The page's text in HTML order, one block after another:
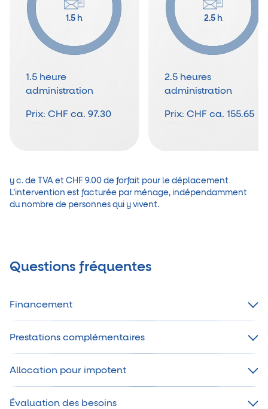
1.5 h
1.5 heure
administration
Prix: CHF ca. 97.30
2.5 h
2.5 heures
administration
Prix: CHF ca. 155.65
y c. de TVA et CHF 9.00 de forfait pour le déplacement
L’intervention est facturée par ménage, indépendamment
Questions fréquentes
Financement
Prestations complémentaires
Allocation pour impotent
Évaluation des besoins